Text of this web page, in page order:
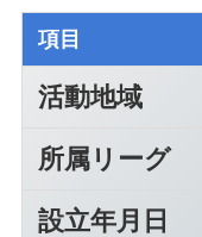
項目
活動地域
所属リーグ
設立年月日